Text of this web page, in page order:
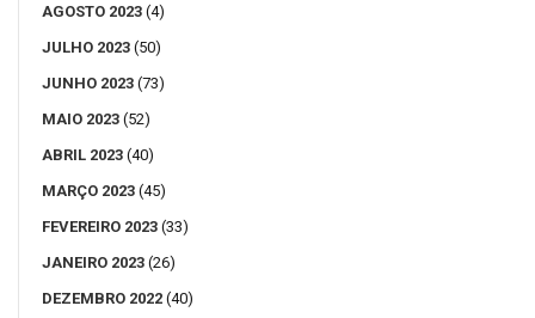
AGOSTO 2023 (4)
JULHO 2023 (50)
JUNHO 2023 (73)
MAIO 2023 (52)
ABRIL 2023 (40)
MARÇO 2023 (45)
FEVEREIRO 2023 (33)
JANEIRO 2023 (26)
DEZEMBRO 2022 (40)